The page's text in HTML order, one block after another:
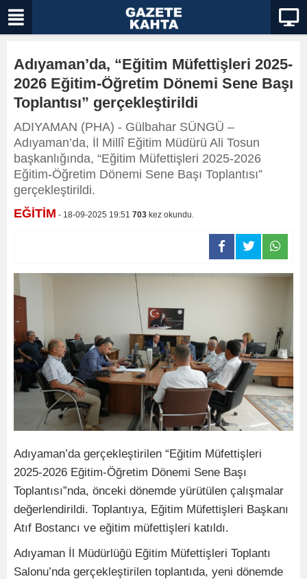
Adıyaman’da, “Eğitim Müfettişleri 2025-
2026 Eğitim-Öğretim Dönemi Sene Başı
Toplantısı” gerçekleştirildi
ADIYAMAN (PHA) - Gülbahar SÜNGÜ –
Adıyaman’da, İl Millî Eğitim Müdürü Ali Tosun
başkanlığında, “Eğitim Müfettişleri 2025-2026
Eğitim-Öğretim Dönemi Sene Başı Toplantısı”
gerçekleştirildi.
EĞİTİM - 18-09-2025 19:51 703 kez okundu.
Adıyaman’da gerçekleştirilen “Eğitim Müfettişleri
2025-2026 Eğitim-Öğretim Dönemi Sene Başı
Toplantısı”nda, önceki dönemde yürütülen çalışmalar
değerlendirildi. Toplantıya, Eğitim Müfettişleri Başkanı
Atıf Bostancı ve eğitim müfettişleri katıldı.
Adıyaman İl Müdürlüğü Eğitim Müfettişleri Toplantı
Salonu’nda gerçekleştirilen toplantıda, yeni dönemde